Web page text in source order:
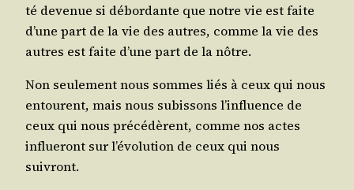
té deve­nue si débor­dante que notre vie est faite
d’une part de la vie des autres, comme la vie des
autres est faite d’une part de la nôtre.
Non seule­ment nous sommes liés à ceux qui nous
entourent, mais nous subis­sons l’in­fluence de
ceux qui nous pré­cé­dèrent, comme nos actes
influe­ront sur l’é­vo­lu­tion de ceux qui nous
suivront.